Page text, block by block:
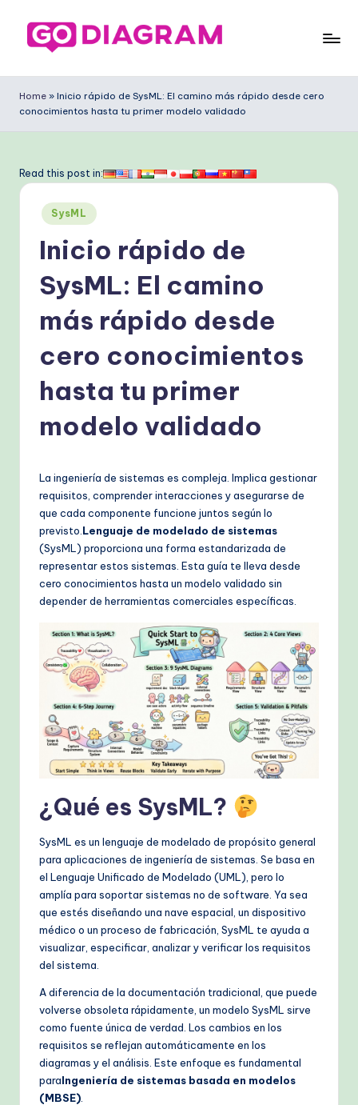
Saltar
o
D
g
ra
m
ni
o
A
w
&
M
o
d
rn
T
Home » Inicio rápido de SysML: El camino más rápido desde cero
conocimientos hasta tu primer modelo validado
Read this post in:
Publicado
en
SysML
Inicio rápido de
SysML: El camino
más rápido desde
cero conocimientos
hasta tu primer
modelo validado
La ingeniería de sistemas es compleja. Implica gestionar
requisitos, comprender interacciones y asegurarse de
que cada componente funcione juntos según lo
previsto. Lenguaje de modelado de sistemas
(SysML) proporciona una forma estandarizada de
representar estos sistemas. Esta guía te lleva desde
cero conocimientos hasta un modelo validado sin
depender de herramientas comerciales específicas.
¿Qué es SysML?
SysML es un lenguaje de modelado de propósito general
para aplicaciones de ingeniería de sistemas. Se basa en
el Lenguaje Unificado de Modelado (UML), pero lo
amplía para soportar sistemas no de software. Ya sea
que estés diseñando una nave espacial, un dispositivo
médico o un proceso de fabricación, SysML te ayuda a
visualizar, especificar, analizar y verificar los requisitos
del sistema.
A diferencia de la documentación tradicional, que puede
volverse obsoleta rápidamente, un modelo SysML sirve
como fuente única de verdad. Los cambios en los
requisitos se reflejan automáticamente en los
diagramas y el análisis. Este enfoque es fundamental
paraIngeniería de sistemas basada en modelos
(MBSE)